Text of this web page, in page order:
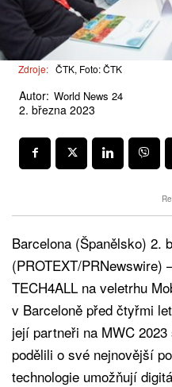
Zdroje: ČTK, Foto: ČTK
Autor: World News 24
2. března 2023
Barcelona (Španělsko) 2.
(PROTEXT/PRNewswire)
TECH4ALL na veletrhu
v Barceloně před čtyřmi
její partneři na MWC
podělili o své nejnovější
technologie umožňují